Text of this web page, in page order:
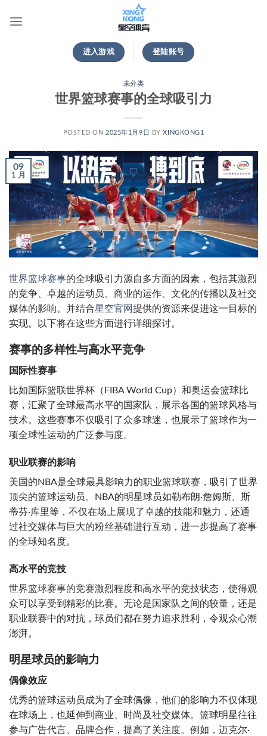
进入游戏 登陆账号
未分类
世界篮球赛事的全球吸引力
POSTED ON 2025年1月9日 BYXINGKONG1
09
1 月
世界篮球赛事的全球吸引力源自多方面的因素，包括其激烈
的竞争、卓越的运动员、商业的运作、文化的传播以及社交
媒体的影响。并结合星空官网提供的资源来促进这一目标的
实现。以下将在这些方面进行详细探讨。
赛事的多样性与高水平竞争
国际性赛事
比如国际篮联世界杯（FIBA World Cup）和奥运会篮球比
赛，汇聚了全球最高水平的国家队，展示各国的篮球风格与
技术。这些赛事不仅吸引了众多球迷，也展示了篮球作为一
项全球性运动的广泛参与度。
职业联赛的影响
美国的NBA是全球最具影响力的职业篮球联赛，吸引了世界
顶尖的篮球运动员。NBA的明星球员如勒布朗·詹姆斯、斯
蒂芬·库里等，不仅在场上展现了卓越的技能和魅力，还通
过社交媒体与巨大的粉丝基础进行互动，进一步提高了赛事
的全球知名度。
高水平的竞技
世界篮球赛事的竞赛激烈程度和高水平的竞技状态，使得观
众可以享受到精彩的比赛。无论是国家队之间的较量，还是
职业联赛中的对抗，球员们都在努力追求胜利，令观众心潮
澎湃。
明星球员的影响力
偶像效应
优秀的篮球运动员成为了全球偶像，他们的影响力不仅体现
在球场上，也延伸到商业、时尚及社交媒体。篮球明星往往
参与广告代言、品牌合作，提高了关注度。例如，迈克尔·